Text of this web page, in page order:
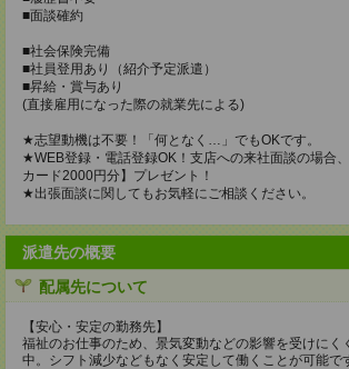
■面談確約
■社会保険完備
■社員登用あり（紹介予定派遣）
■昇給・賞与あり
(直接雇用になった際の就業先による)
★志望動機は不要！「何となく…」でもOKです。
★WEB登録・電話登録OK！支店への来社面談の場合
カード2000円分】プレゼント！
★出張面談に関してもお気軽にご相談ください。
派遣先の概要
配属先について
【安心・安定の勤務先】
福祉のお仕事のため、景気変動などの影響を受けにく
中。シフト減少などもなく安定して働くことが可能で